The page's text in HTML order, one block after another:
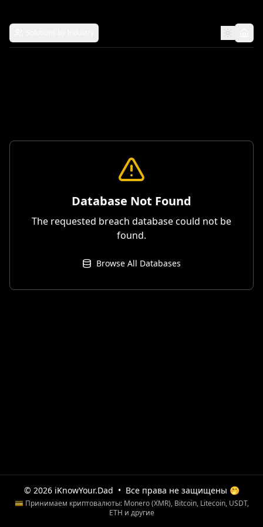
Database Not Found
The requested breach database could not be
found.
Browse All Databases
© 2026 iKnowYour.Dad • Все права не защищены 🤭
💳 Принимаем криптовалюты: Monero (XMR), Bitcoin, Litecoin, USDT,
ETH и другие